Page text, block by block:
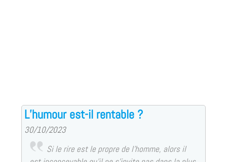
L’humour est-il rentable ?
30/10/2023
Si le rire est le propre de l’homme, alors il